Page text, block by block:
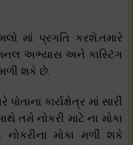
માં પ્રગતિ કરશે.તમારે
અભ્યાસ અને કાસ્ટિંગ
શકે છે.
કાર્યક્ષેત્ર માં સારી
તમે નોકરી માટે ના મોકા
મોકા મળી શકે